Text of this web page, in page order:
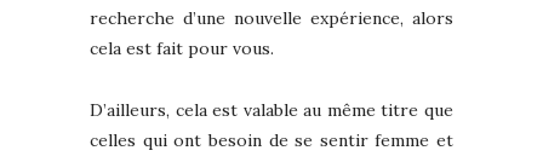
recherche d’une nouvelle expérience, alors
cela est fait pour vous.
D’ailleurs, cela est valable au même titre que
celles qui ont besoin de se sentir femme et